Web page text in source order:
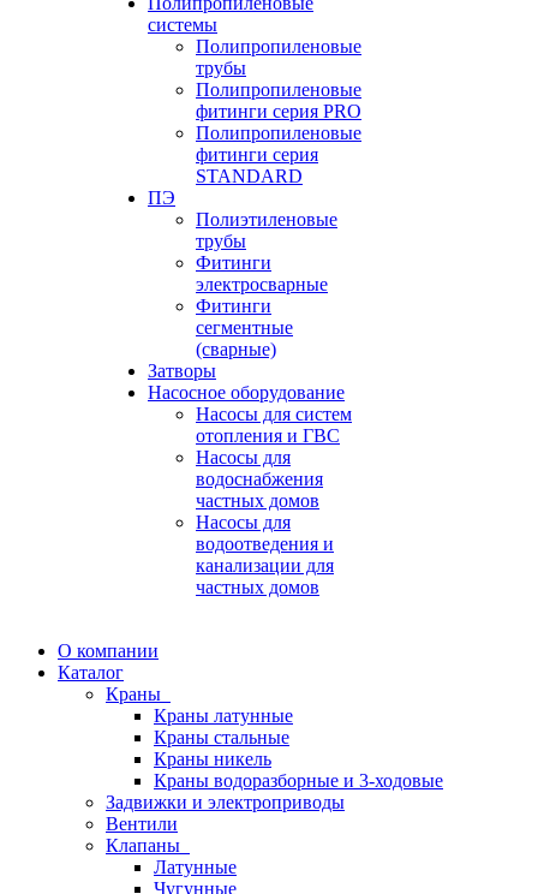
системы
Полипропиленовые
трубы
Полипропиленовые
фитинги серия PRO
Полипропиленовые
фитинги серия
STANDARD
ПЭ
Полиэтиленовые
трубы
Фитинги
электросварные
Фитинги
сегментные
(сварные)
Затворы
Насосное оборудование
Насосы для систем
отопления и ГВС
Насосы для
водоснабжения
частных домов
Насосы для
водоотведения и
канализации для
частных домов
О компании
Каталог
Краны
Краны латунные
Краны стальные
Краны никель
Краны водоразборные и 3-ходовые
Задвижки и электроприводы
Вентили
Клапаны
Латунные
Чугунные